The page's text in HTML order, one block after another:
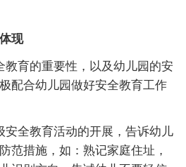
现
教育的重要性，以及幼儿园的安
配合幼儿园做好安全教育工作
安全教育活动的开展，告诉幼儿
范措施，如：熟记家庭住址，